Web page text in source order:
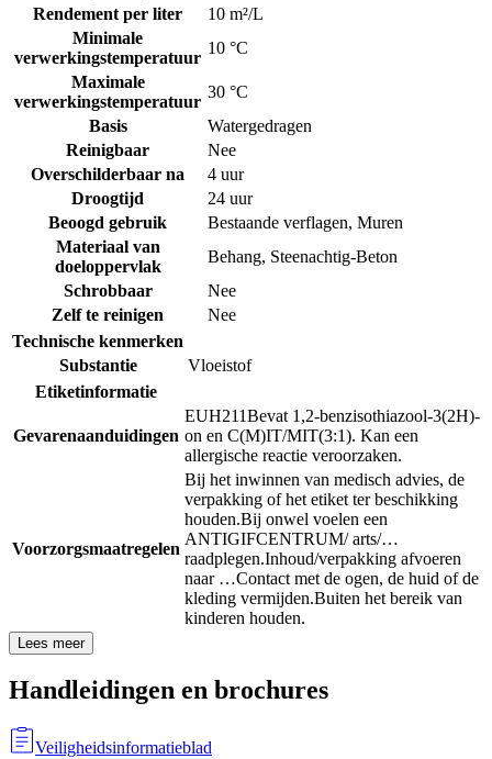
Rendement per liter
10 m²/L
Minimale
verwerkingstemperatuur
10 °C
Maximale
verwerkingstemperatuur
30 °C
Basis
Watergedragen
Reinigbaar
Nee
Overschilderbaar na
4 uur
Droogtijd
24 uur
Beoogd gebruik
Bestaande verflagen, Muren
Materiaal van
doeloppervlak
Behang, Steenachtig-Beton
Schrobbaar
Nee
Zelf te reinigen
Nee
Technische kenmerken
Substantie
Vloeistof
Etiketinformatie
Gevarenaanduidingen
EUH211Bevat 1,2-benzisothiazool-3(2H)-
on en C(M)IT/MIT(3:1). Kan een
allergische reactie veroorzaken.
Voorzorgsmaatregelen
Bij het inwinnen van medisch advies, de
verpakking of het etiket ter beschikking
houden.Bij onwel voelen een
ANTIGIFCENTRUM/ arts/…
raadplegen.Inhoud/verpakking afvoeren
naar …Contact met de ogen, de huid of de
kleding vermijden.Buiten het bereik van
kinderen houden.
Lees meer
Handleidingen en brochures
Veiligheidsinformatieblad